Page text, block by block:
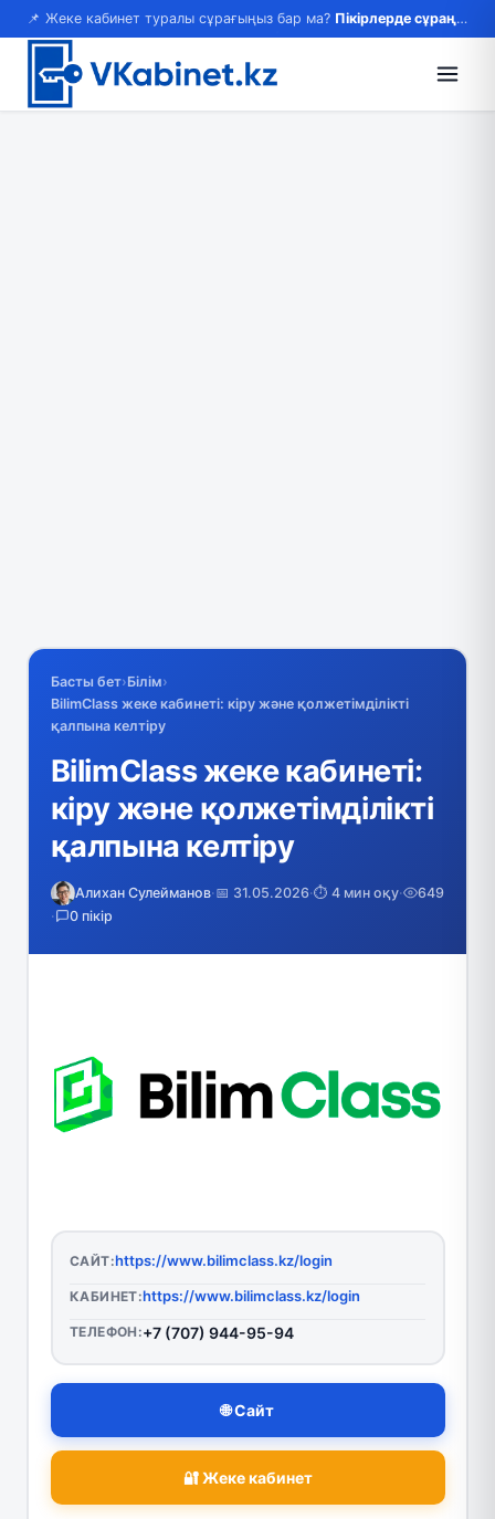
📌 Жеке кабинет туралы сұрағыңыз бар ма? Пікірлерде сұраңыз — жауап береміз!
Басты бет›Білім›
BilimClass жеке кабинеті: кіру және қолжетімділікті
қалпына келтіру
BilimClass жеке кабинеті:
кіру және қолжетімділікті
қалпына келтіру
Алихан Сулейманов·📅 31.05.2026·⏱️ 4 мин оқу·
649
·
0 пікір
САЙТ:https://www.bilimclass.kz/login
КАБИНЕТ:https://www.bilimclass.kz/login
ТЕЛЕФОН:+7 (707) 944-95-94
🌐 Сайт
🔐 Жеке кабинет